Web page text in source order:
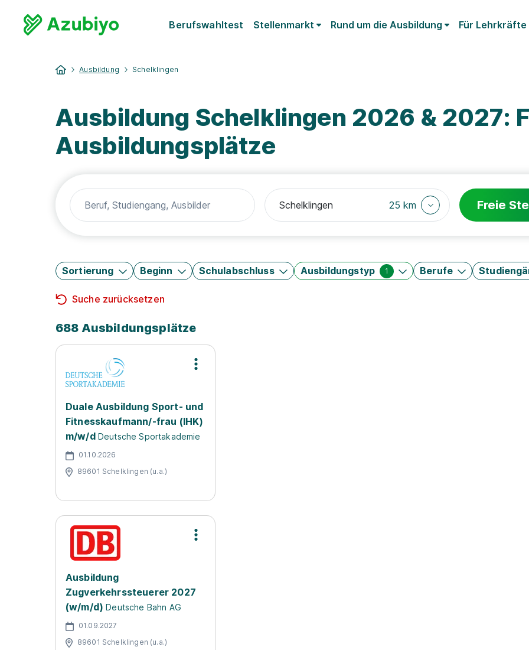
Berufswahltest Stellenmarkt Rund um die Ausbildung Für Lehrkräfte
Ausbildung Schelklingen
Ausbildung Schelklingen 2026 & 2027:
Ausbildungsplätze
25 km Freie
Sortierung Beginn Schulabschluss Ausbildungstyp 1 Berufe
Suche zurücksetzen
688 Ausbildungsplätze
Duale Ausbildung Sport- und
Fitnesskaufmann/-frau (IHK)
m/w/d Deutsche Sportakademie
01.10.2026
89601 Schelklingen (u.a.)
Ausbildung
Zugverkehrssteuerer 2027
(w/m/d) Deutsche Bahn AG
01.09.2027
89601 Schelklingen (u.a.)